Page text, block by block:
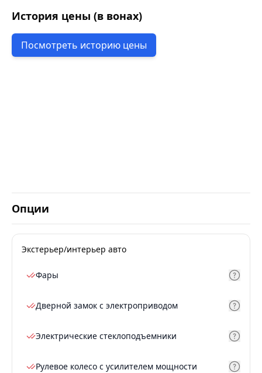
История цены (в вонах)
Посмотреть историю цены
Опции
Экстерьер/интерьер авто
Фары
Дверной замок с электроприводом
Электрические стеклоподъемники
Рулевое колесо с усилителем мощности